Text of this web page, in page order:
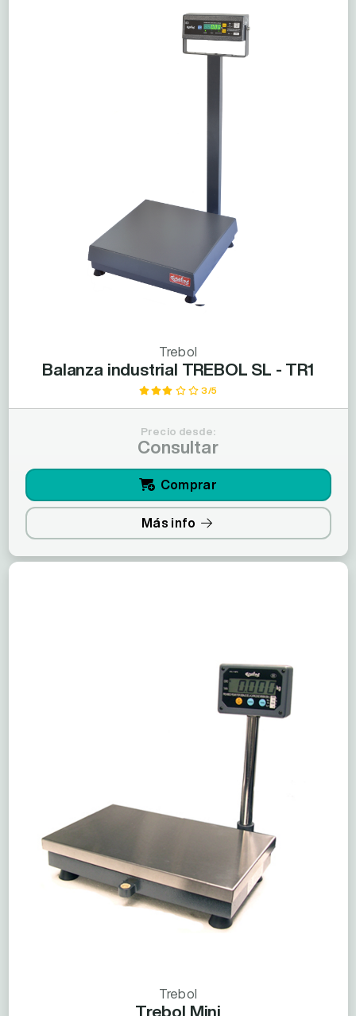
Trebol
Balanza industrial TREBOL SL - TR1
3/5
Precio desde:
Consultar
Comprar
Más info
Trebol
Trebol Mini